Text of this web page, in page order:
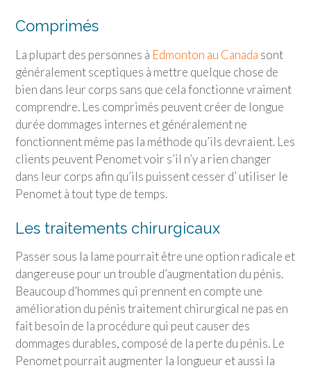
Comprimés
La plupart des personnes à Edmonton au Canada sont
généralement sceptiques à mettre quelque chose de
bien dans leur corps sans que cela fonctionne vraiment
comprendre. Les comprimés peuvent créer de longue
durée dommages internes et généralement ne
fonctionnent même pas la méthode qu’ils devraient. Les
clients peuvent Penomet voir s’il n’y a rien changer
dans leur corps afin qu’ils puissent cesser d’ utiliser le
Penomet à tout type de temps.
Les traitements chirurgicaux
Passer sous la lame pourrait être une option radicale et
dangereuse pour un trouble d’augmentation du pénis.
Beaucoup d’hommes qui prennent en compte une
amélioration du pénis traitement chirurgical ne pas en
fait besoin de la procédure qui peut causer des
dommages durables, composé de la perte du pénis. Le
Penomet pourrait augmenter la longueur et aussi la